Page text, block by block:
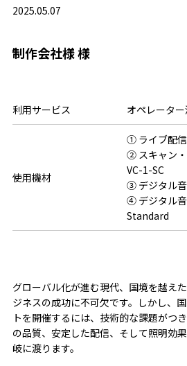
2025.05.07
制作会社様 様
利用サービス オペレータ
使用機材
① ライブ配
② スキャン
VC-1-SC
③ デジタル音
④ デジタル音
Standard
グローバル化が進む現代、国境を越え
ジネスの成功に不可欠です。しかし、
トを開催するには、技術的な課題がつ
の品質、安定した配信、そして照明効
岐に渡ります。